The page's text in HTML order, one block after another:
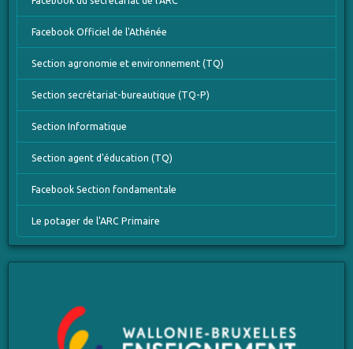
Facebook Officiel de l'Athénée
Section agronomie et environnement (TQ)
Section secrétariat-bureautique (TQ-P)
Section Informatique
Section agent d'éducation (TQ)
Facebook Section fondamentale
Le potager de l'ARC Primaire